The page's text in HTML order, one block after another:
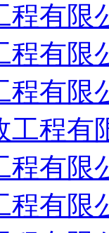
程有限
程有限
程有限
工程有
程有限
程有限